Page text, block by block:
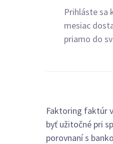
Prihláste sa
mesiac
priamo do
Faktoring faktúr
byť užitočné pri
porovnaní s